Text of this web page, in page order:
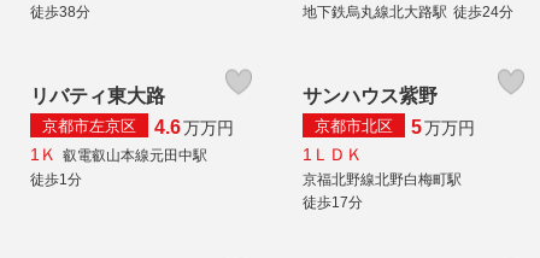
徒歩38分
地下鉄烏丸線北大路駅 徒歩24分
リバティ東大路
京都市左京区 4.6万万円
1Ｋ 叡電叡山本線元田中駅
徒歩1分
サンハウス紫野
京都市北区 5万万円
1ＬＤＫ
京福北野線北野白梅町駅
徒歩17分